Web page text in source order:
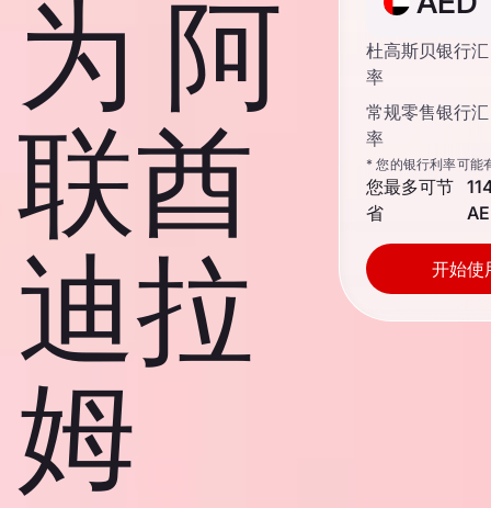
为 阿
联酋
迪拉
姆
杜高斯贝银行汇
率
常规零售银行汇
率
* 您的银行利率可能
您最多可节
省
开始使